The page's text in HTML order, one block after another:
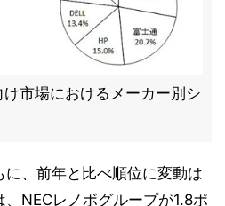
市場におけるメーカー別シ
、前年と比べ順位に変動は
NECレノボグループが1.8ポ